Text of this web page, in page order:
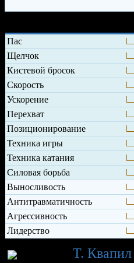
Пас
Щелчок
Кистевой бросок
Скорость
Ускорение
Перехват
Позиционирование
Техника игры
Техника катания
Силовая борьба
Выносливость
Антитравматичность
Агрессивность
Лидерство
Т. Квапил